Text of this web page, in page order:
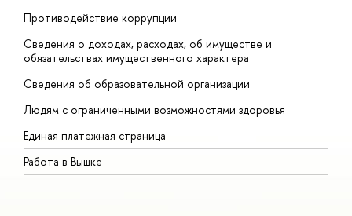
Противодействие коррупции
Сведения о доходах, расходах, об имуществе и
обязательствах имущественного характера
Сведения об образовательной организации
Людям с ограниченными возможностями здоровья
Единая платежная страница
Работа в Вышке